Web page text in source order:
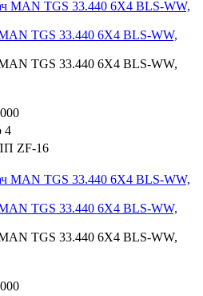
TGS 33.440 6X4 BLS-WW,
TGS 33.440 6X4 BLS-WW,
4
ZF-16
TGS 33.440 6X4 BLS-WW,
TGS 33.440 6X4 BLS-WW,